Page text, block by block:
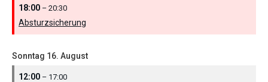
18:00 – 20:30
Absturzsicherung
Sonntag 16. August
12:00 – 17:00